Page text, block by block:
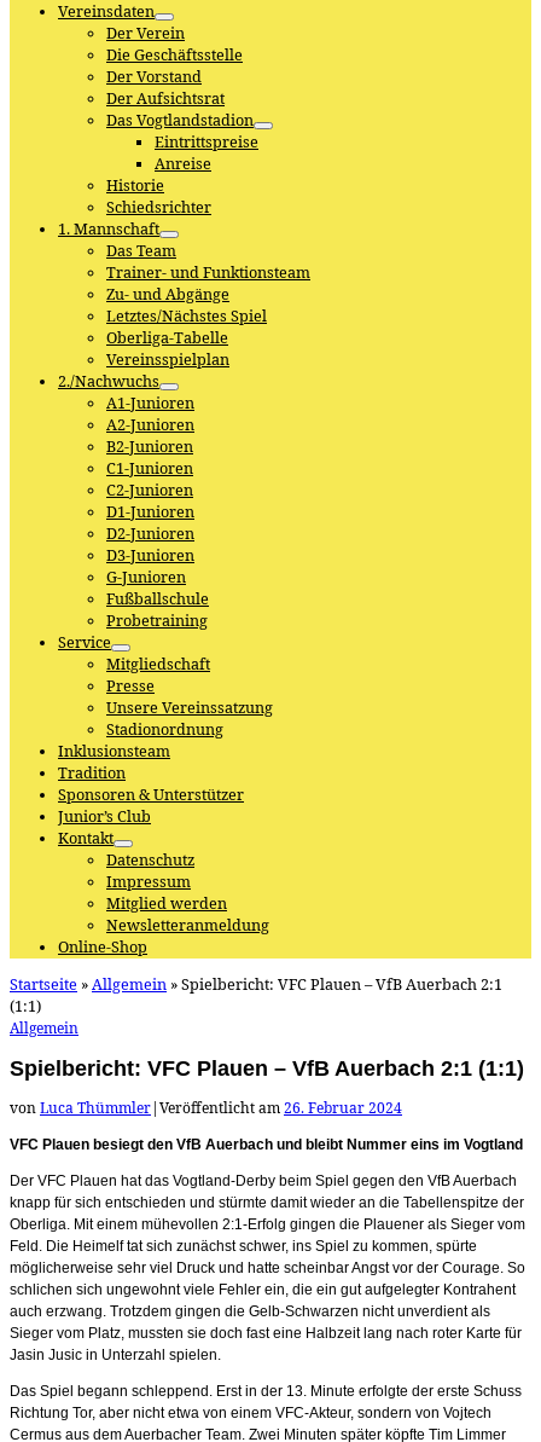
Vereinsdaten
Der Verein
Die Geschäftsstelle
Der Vorstand
Der Aufsichtsrat
Das Vogtlandstadion
Eintrittspreise
Anreise
Historie
Schiedsrichter
1. Mannschaft
Das Team
Trainer- und Funktionsteam
Zu- und Abgänge
Letztes/Nächstes Spiel
Oberliga-Tabelle
Vereinsspielplan
2./Nachwuchs
A1-Junioren
A2-Junioren
B2-Junioren
C1-Junioren
C2-Junioren
D1-Junioren
D2-Junioren
D3-Junioren
G-Junioren
Fußballschule
Probetraining
Service
Mitgliedschaft
Presse
Unsere Vereinssatzung
Stadionordnung
Inklusionsteam
Tradition
Sponsoren & Unterstützer
Junior’s Club
Kontakt
Datenschutz
Impressum
Mitglied werden
Newsletteranmeldung
Online-Shop
Startseite »Allgemein »Spielbericht: VFC Plauen – VfB Auerbach 2:1
(1:1)
Allgemein
Spielbericht: VFC Plauen – VfB Auerbach 2:1 (1:1)
vonLuca Thümmler|Veröffentlicht am26. Februar 2024
VFC Plauen besiegt den VfB Auerbach und bleibt Nummer eins im Vogtland
Der VFC Plauen hat das Vogtland-Derby beim Spiel gegen den VfB Auerbach
knapp für sich entschieden und stürmte damit wieder an die Tabellenspitze der
Oberliga. Mit einem mühevollen 2:1-Erfolg gingen die Plauener als Sieger vom
Feld. Die Heimelf tat sich zunächst schwer, ins Spiel zu kommen, spürte
möglicherweise sehr viel Druck und hatte scheinbar Angst vor der Courage. So
schlichen sich ungewohnt viele Fehler ein, die ein gut aufgelegter Kontrahent
auch erzwang. Trotzdem gingen die Gelb-Schwarzen nicht unverdient als
Sieger vom Platz, mussten sie doch fast eine Halbzeit lang nach roter Karte für
Jasin Jusic in Unterzahl spielen.
Das Spiel begann schleppend. Erst in der 13. Minute erfolgte der erste Schuss
Richtung Tor, aber nicht etwa von einem VFC-Akteur, sondern von Vojtech
Cermus aus dem Auerbacher Team. Zwei Minuten später köpfte Tim Limmer